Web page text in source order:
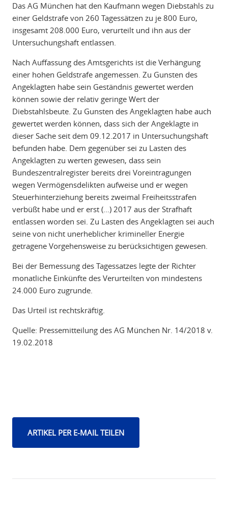
Das AG München hat den Kaufmann wegen Diebstahls zu
einer Geldstrafe von 260 Tagessätzen zu je 800 Euro,
insgesamt 208.000 Euro, verurteilt und ihn aus der
Untersuchungshaft entlassen.
Nach Auffassung des Amtsgerichts ist die Verhängung
einer hohen Geldstrafe angemessen. Zu Gunsten des
Angeklagten habe sein Geständnis gewertet werden
können sowie der relativ geringe Wert der
Diebstahlsbeute. Zu Gunsten des Angeklagten habe auch
gewertet werden können, dass sich der Angeklagte in
dieser Sache seit dem 09.12.2017 in Untersuchungshaft
befunden habe. Dem gegenüber sei zu Lasten des
Angeklagten zu werten gewesen, dass sein
Bundeszentralregister bereits drei Voreintragungen
wegen Vermögensdelikten aufweise und er wegen
Steuerhinterziehung bereits zweimal Freiheitsstrafen
verbüßt habe und er erst (…) 2017 aus der Strafhaft
entlassen worden sei. Zu Lasten des Angeklagten sei auch
seine von nicht unerheblicher krimineller Energie
getragene Vorgehensweise zu berücksichtigen gewesen.
Bei der Bemessung des Tagessatzes legte der Richter
monatliche Einkünfte des Verurteilten von mindestens
24.000 Euro zugrunde.
Das Urteil ist rechtskräftig.
Quelle: Pressemitteilung des AG München Nr. 14/2018 v.
19.02.2018
ARTIKEL PER E-MAIL TEILEN